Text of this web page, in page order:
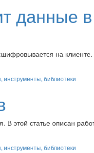
данные в
на
инструменты, библиотеки
В этой статье описан
инструменты, библиотеки